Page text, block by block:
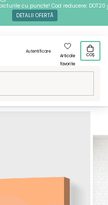
cu puncte! Cod reducere: DOT20
DETALII OFERTĂ
Autentificare
Articole
favorite
COȘ